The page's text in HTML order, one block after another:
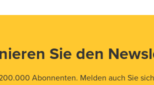
Sie den
Abonnenten. Melden auch Sie